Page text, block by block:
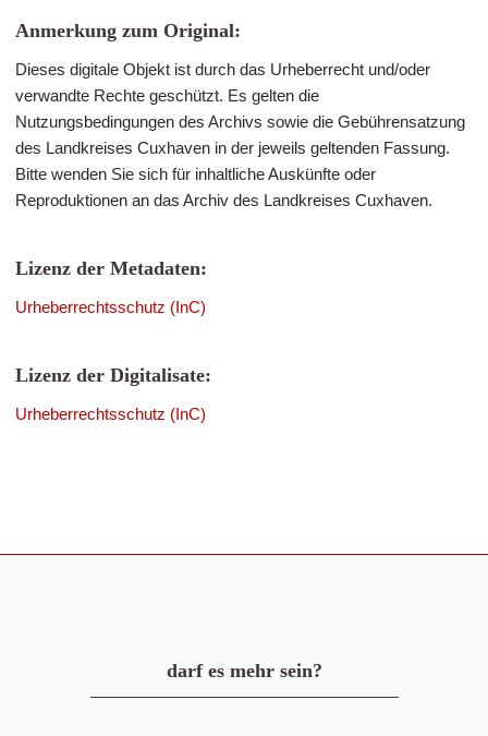
Anmerkung zum Original:
Dieses digitale Objekt ist durch das Urheberrecht und/oder
verwandte Rechte geschützt. Es gelten die
Nutzungsbedingungen des Archivs sowie die Gebührensatzung
des Landkreises Cuxhaven in der jeweils geltenden Fassung.
Bitte wenden Sie sich für inhaltliche Auskünfte oder
Reproduktionen an das Archiv des Landkreises Cuxhaven.
Lizenz der Metadaten:
Urheberrechtsschutz (InC)
Lizenz der Digitalisate:
Urheberrechtsschutz (InC)
darf es mehr sein?